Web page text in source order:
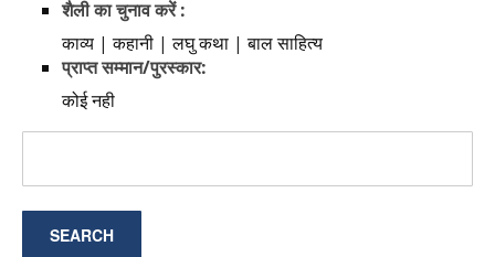
शैली का चुनाव करें :
काव्य | कहानी | लघु कथा | बाल साहित्य
प्राप्त सम्मान/पुरस्कार:
कोई नही